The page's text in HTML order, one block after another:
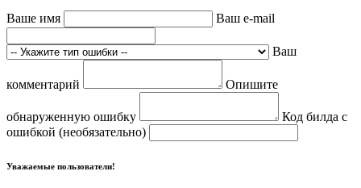
Ваше имя Ваш e-mail
Ваш
комментарий Опишите
обнаруженную ошибку
Код билда с
ошибкой (необязательно)
Уважаемые пользователи!